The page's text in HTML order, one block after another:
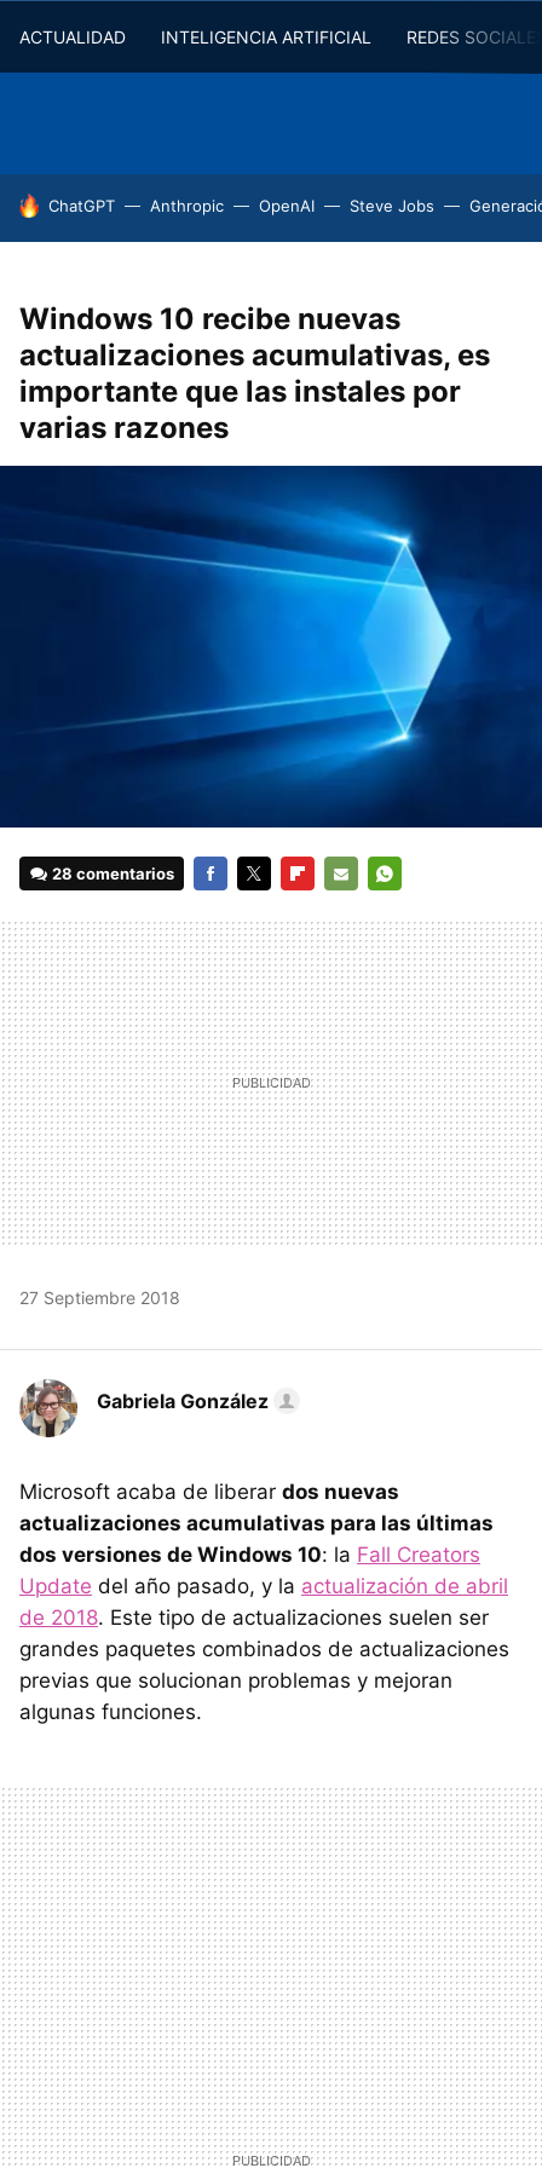
ACTUALIDAD INTELIGENCIA ARTIFICIAL REDES
HOY SE HABLA DE
ChatGPT Anthropic OpenAI Steve Jobs
Windows 10 recibe nuevas
actualizaciones acumulativas, es
importante que las instales por
varias razones
28 comentarios
MAIL
27 Septiembre 2018
Gabriela González
Microsoft acaba de liberar dos nuevas
actualizaciones acumulativas para las últimas
dos versiones de Windows 10: la Fall Creators
Update del año pasado, y la actualización de abril
de 2018. Este tipo de actualizaciones suelen ser
grandes paquetes combinados de actualizaciones
previas que solucionan problemas y mejoran
algunas funciones.